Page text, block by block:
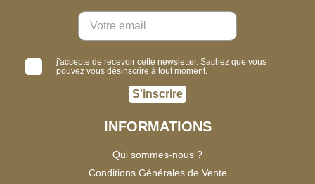
j'accepte de recevoir cette newsletter. Sachez que vous
pouvez vous désinscrire à tout moment.
S'inscrire
INFORMATIONS
Qui sommes-nous ?
Conditions Générales de Vente